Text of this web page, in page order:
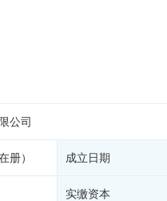
信用评价
进出口信用
债券信息
地块公示
公司
册） 成立日期
实缴资本